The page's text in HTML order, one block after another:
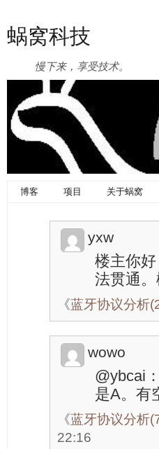
蜗窝科技
慢下来，享受技术。
博客 项目 关于蜗窝
yxw
楼主你
法贯通
《蓝牙协议分析
wowo
@ybcai
是A。有
《蓝牙协议分析
22:16